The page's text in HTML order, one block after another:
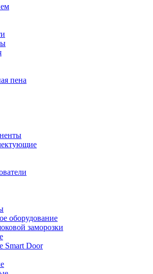
пена
оборудование
заморозки
Smart Door